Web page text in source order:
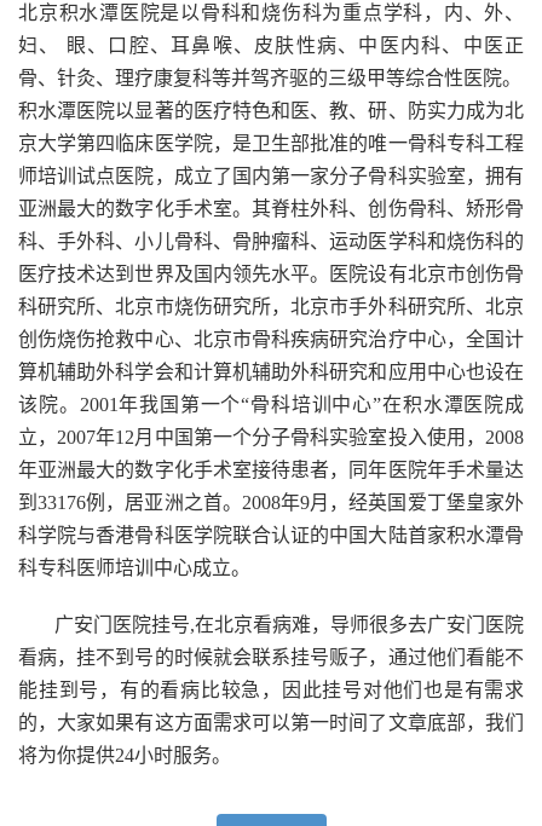
北京积水潭医院是以骨科和烧伤科为重点学科，内、外、
妇、 眼、口腔、耳鼻喉、皮肤性病、中医内科、中医正
骨、针灸、理疗康复科等并驾齐驱的三级甲等综合性医院。
积水潭医院以显著的医疗特色和医、教、研、防实力成为北
京大学第四临床医学院，是卫生部批准的唯一骨科专科工程
师培训试点医院，成立了国内第一家分子骨科实验室，拥有
亚洲最大的数字化手术室。其脊柱外科、创伤骨科、矫形骨
科、手外科、小儿骨科、骨肿瘤科、运动医学科和烧伤科的
医疗技术达到世界及国内领先水平。医院设有北京市创伤骨
科研究所、北京市烧伤研究所，北京市手外科研究所、北京
创伤烧伤抢救中心、北京市骨科疾病研究治疗中心，全国计
算机辅助外科学会和计算机辅助外科研究和应用中心也设在
该院。2001年我国第一个“骨科培训中心”在积水潭医院成
立，2007年12月中国第一个分子骨科实验室投入使用，2008
年亚洲最大的数字化手术室接待患者，同年医院年手术量达
到33176例，居亚洲之首。2008年9月，经英国爱丁堡皇家外
科学院与香港骨科医学院联合认证的中国大陆首家积水潭骨
科专科医师培训中心成立。
广安门医院挂号,在北京看病难，导师很多去广安门医院
看病，挂不到号的时候就会联系挂号贩子，通过他们看能不
能挂到号，有的看病比较急，因此挂号对他们也是有需求
的，大家如果有这方面需求可以第一时间了文章底部，我们
将为你提供24小时服务。